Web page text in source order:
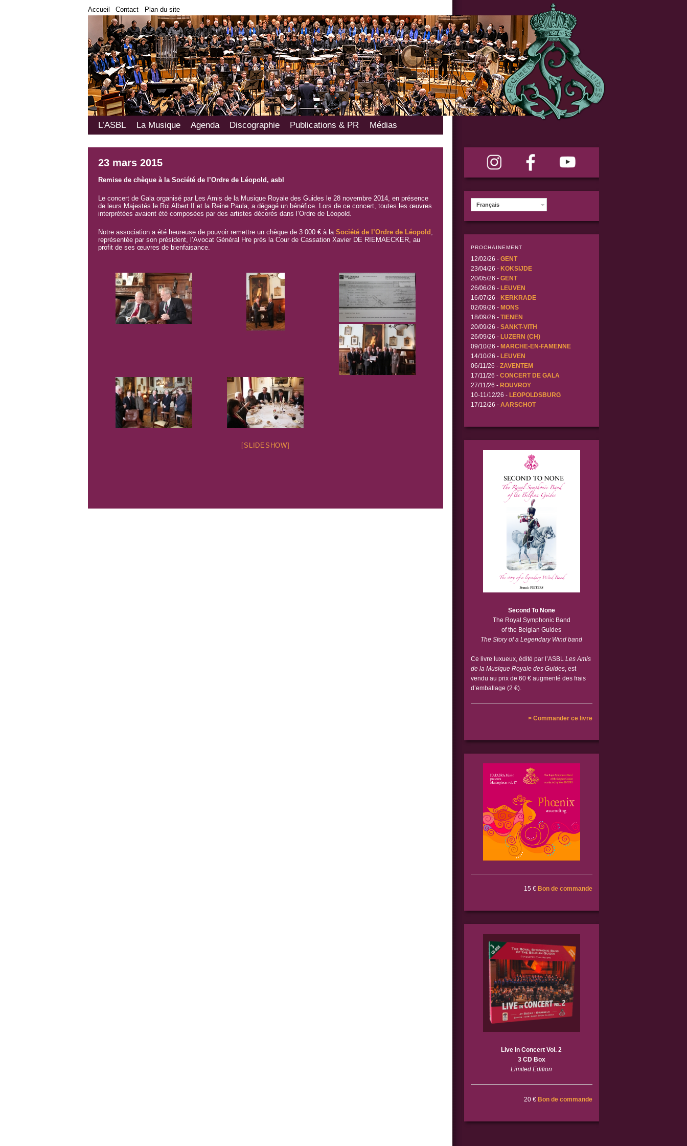
Accueil Contact Plan du site
Menu
principal
Aller
au
contenu
Aller
au
contenu
L’ASBL La Musique Agenda Discographie Publications & PR Médias
23 mars 2015
Remise de chèque à la Société de l’Ordre de Léopold, asbl
Le concert de Gala organisé par Les Amis de la Musique Royale des Guides le 28 novembre 2014, en présence
de leurs Majestés le Roi Albert II et la Reine Paula, a dégagé un bénéfice. Lors de ce concert, toutes les œuvres
interprétées avaient été composées par des artistes décorés dans l’Ordre de Léopold.
Notre association a été heureuse de pouvoir remettre un chèque de 3 000 € à la Société de l’Ordre de Léopold
représentée par son président, l’Avocat Général Hre près la Cour de Cassation Xavier DE RIEMAECKER, au
profit de ses œuvres de bienfaisance.
[SLIDESHOW]
Français
PROCHAINEMENT
12/02/26 -GENT
23/04/26 - KOKSIJDE
20/05/26 -GENT
26/06/26 - LEUVEN
16/07/26 - KERKRADE
02/09/26 - MONS
18/09/26 -TIENEN
20/09/26 -SANKT-VITH
26/09/26 - LUZERN (CH)
09/10/26 - MARCHE-EN-FAMENNE
14/10/26 - LEUVEN
06/11/26 -ZAVENTEM
17/11/26 -CONCERT DE GALA
27/11/26 - ROUVROY
10-11/12/26 - LEOPOLDSBURG
17/12/26 -AARSCHOT
Second To None
The Royal Symphonic Band
of the Belgian Guides
The Story of a Legendary Wind band
Ce livre luxueux, édité par l’ASBLLes Amis
de la Musique Royale des Guides, est
vendu au prix de 60 € augmenté des frais
d’emballage (2 €).
> Commander ce livre
15 € Bon de commande
Live in Concert Vol. 2
3 CD Box
Limited Edition
20 € Bon de commande